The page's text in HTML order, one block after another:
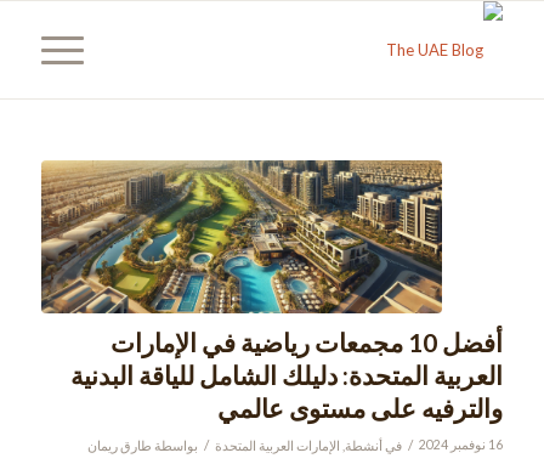
أفضل 10 مجمعات رياضية في الإمارات
العربية المتحدة: دليلك الشامل للياقة البدنية
والترفيه على مستوى عالمي
16 نوفمبر 2024 / في أنشطة الإمارات العربية المتحدة / بواسطة طارق ريمان